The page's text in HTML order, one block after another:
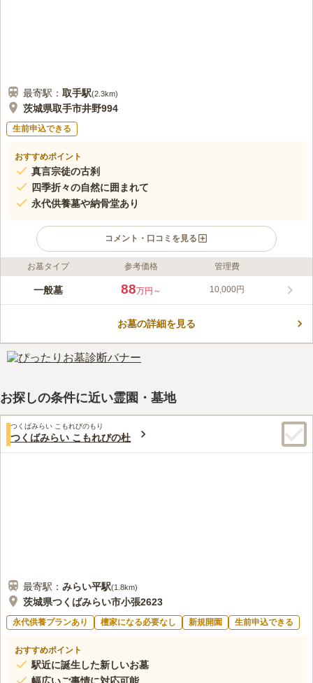
最寄駅： 取手駅(2.3km)
茨城県取手市井野994
生前申込できる
おすすめポイント
真言宗徒の古刹
四季折々の自然に囲まれて
永代供養墓や納骨堂あり
コメント・口コミを見る
ライフドット編集部のコメント
真言宗の由緒ある寺院の墓苑です。 墓地を購入後檀家に入れ
なった価格が設定されているので、ご予算に合わせて利用できま
も常に緑を目にすることができます。
口コミ評価
お墓タイプ 参考価格 管理費
一般墓 88万円～ 10,000円
お墓の詳細を見る
お探しの条件に近い霊園・墓地
つくばみらい こもれびのもり
つくばみらい こもれびの杜
最寄駅： みらい平駅(1.8km)
茨城県つくばみらい市小張2623
永代供養プランあり 檀家になる必要なし 新規開園 生前申込できる
おすすめポイント
駅近に誕生した新しいお墓